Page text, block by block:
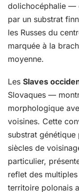
dolichocéphalie —
par un substrat
les Russes du
marquée à la
moyenne.
Les Slaves
Slovaques —
morphologique
voisines. Cette
substrat
siècles de
particulier,
reflet des
territoire polonais